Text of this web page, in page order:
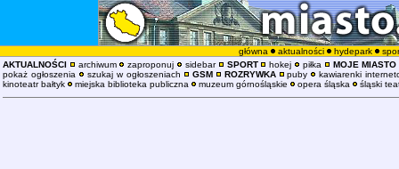
główna aktualności hydepark
AKTUALNOŚCI
archiwum zaproponuj sidebar SPORT hokej piłka
MOJE MIASTO
pokaż ogłoszenia
szukaj w ogłoszeniach GSM ROZRYWKA puby
kawiarenki
kinoteatr bałtyk
miejska biblioteka publiczna muzeum górnośląskie opera śląska śląski